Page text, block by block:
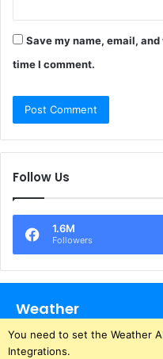
Save my name, email,
time I comment.
Follow Us
1.6M
Followers
Weather
You need to set the Weather
Integrations.